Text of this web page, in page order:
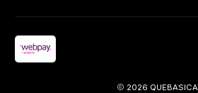
2026 QUEBASICA.